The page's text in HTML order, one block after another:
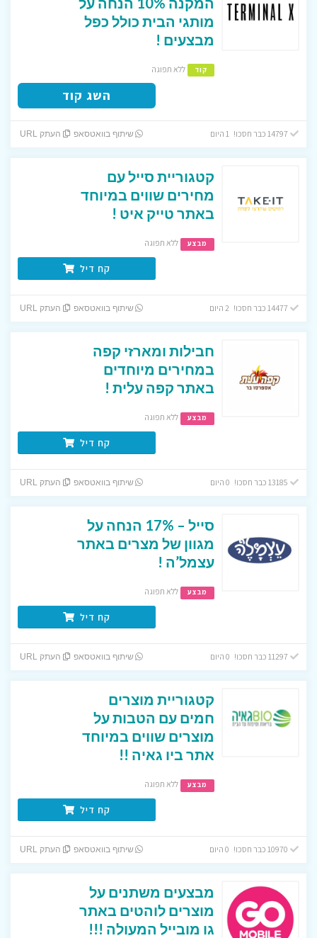
מותגי הבית כולל כפל
מבצעים !
קוד ללא תפוגה
השג קוד
שיתוף בוואטסאפ העתק URL
קטגוריית סייל עם
מחירים שווים במיוחד
באתר טייק איט !
מבצע ללא תפוגה
קח דיל
שיתוף בוואטסאפ העתק URL
חבילות ומארזי קפה
במחירים מיוחדים
באתר קפה עלית !
מבצע ללא תפוגה
קח דיל
שיתוף בוואטסאפ העתק URL
סייל – 17% הנחה על
מגוון של מצרים באתר
עצמל’ה !
מבצע ללא תפוגה
קח דיל
שיתוף בוואטסאפ העתק URL
קטגוריית מוצרים
חמים עם הטבות על
מוצרים שווים במיוחד
אתר ביו גאיה !!
מבצע ללא תפוגה
קח דיל
שיתוף בוואטסאפ העתק URL
מבצעים משתנים על
מוצרים לוהטים באתר
גו מובייל המעולה !!!